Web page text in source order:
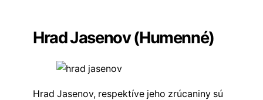
Hrad Jasenov (Humenné)
Hrad Jasenov, respektíve jeho zrúcaniny sú